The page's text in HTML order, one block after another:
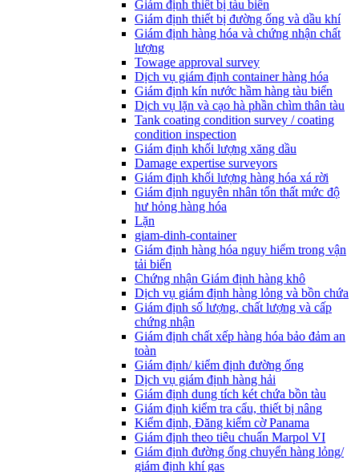
Giám định thiết bị tàu biển
Giám định thiết bị đường ống và dầu khí
Giám định hàng hóa và chứng nhận chất
lượng
Towage approval survey
Dịch vụ giám định container hàng hóa
Giám định kín nước hầm hàng tàu biển
Dịch vụ lặn và cạo hà phần chìm thân tàu
Tank coating condition survey / coating
condition inspection
Giám định khối lượng xăng dầu
Damage expertise surveyors
Giám định khối lượng hàng hóa xá rời
Giám định nguyên nhân tổn thất mức độ
hư hỏng hàng hóa
Lặn
giam-dinh-container
Giám định hàng hóa nguy hiểm trong vận
tải biển
Chứng nhận Giám định hàng khô
Dịch vụ giám định hàng lỏng và bồn chứa
Giám định số lượng, chất lượng và cấp
chứng nhận
Giám định chất xếp hàng hóa bảo đảm an
toàn
Giám định/ kiểm định đường ống
Dịch vụ giám định hàng hải
Giám định dung tích két chứa bồn tàu
Giám định kiểm tra cẩu, thiết bị nâng
Kiểm định, Đăng kiểm cờ Panama
Giám định theo tiêu chuẩn Marpol VI
Giám định đường ống chuyển hàng lỏng/
giám định khí gas